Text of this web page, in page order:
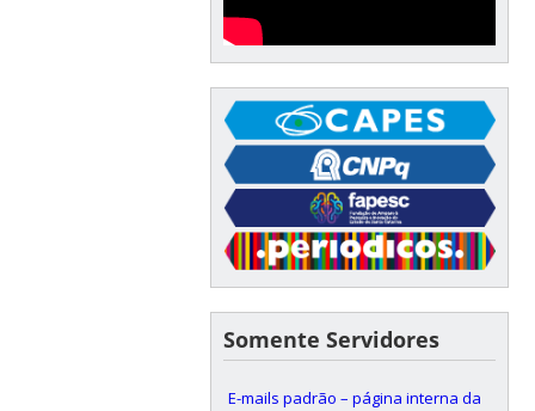
Somente Servidores
E-mails padrão – página interna da